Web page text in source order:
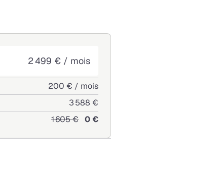
2 499 € / mois
200 € / mois
3 588 €
1 605 € 0 €